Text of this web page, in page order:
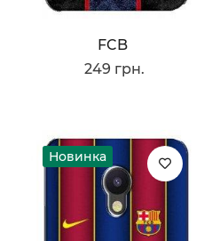
FCB
249 грн.
Новинка